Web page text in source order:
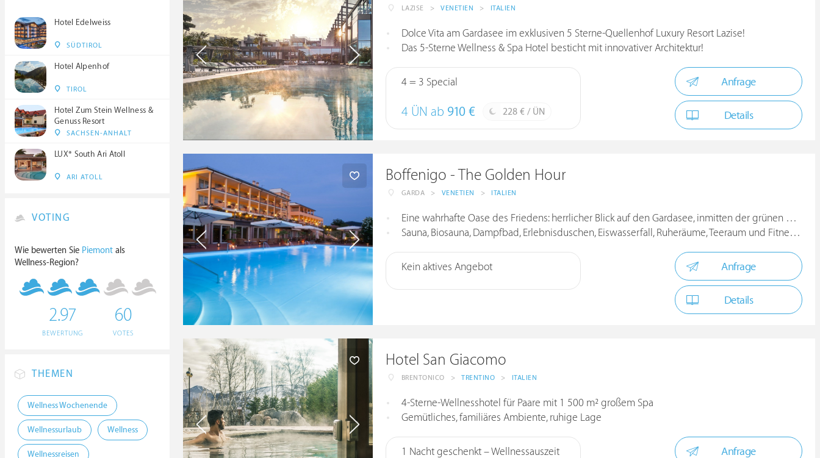
LAZISE > VENETIEN > ITALIEN
Dolce Vita am Gardasee im exklusiven 5 Sterne-Quellenhof Luxury Resort Lazise!
Das 5-Sterne Wellness & Spa Hotel besticht mit innovativer Architektur!
4 = 3 Special
4 ÜN ab 910 € 228 € / ÜN
Anfrage
Details
Boffenigo - The Golden Hour
GARDA > VENETIEN > ITALIEN
Eine wahrhafte Oase des Friedens: herrlicher Blick auf den Gardasee, inmitten der grünen Hügeln
Sauna, Biosauna, Dampfbad, Erlebnisduschen, Eiswasserfall, Ruheräume, Teeraum und Fitnessraum
Kein aktives Angebot Anfrage
Details
Hotel San Giacomo
BRENTONICO > TRENTINO > ITALIEN
4-Sterne-Wellnesshotel für Paare mit 1 500 m² großem Spa
Gemütliches, familiäres Ambiente, ruhige Lage
1 Nacht geschenkt – Wellnessauszeit
Anfrage
Hotel Edelweiss
SÜDTIROL
Hotel Alpenhof
TIROL
Hotel Zum Stein Wellness &
Genuss Resort
SACHSEN-ANHALT
LUX* South Ari Atoll
ARI ATOLL
VOTING
Wie bewerten Sie Piemont als
Wellness-Region?
2.97
BEWERTUNG
60
VOTES
THEMEN
Wellness Wochenende
Wellnessurlaub Wellness
Wellnessreisen